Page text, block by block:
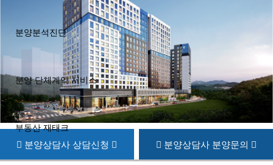
분양분석진단
분양 단체계약 서비스
부동산 재태크
분양상담사 상담신청 분양상담사 분양문의